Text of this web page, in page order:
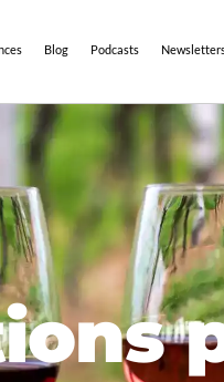
Blog Podcasts